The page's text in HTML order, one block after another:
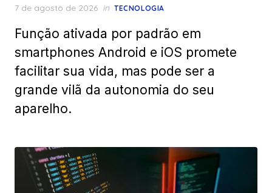
Posted
7 de agosto de 2026 in TECNOLOGIA
Função ativada por padrão em
smartphones Android e iOS promete
facilitar sua vida, mas pode ser a
grande vilã da autonomia do seu
aparelho.